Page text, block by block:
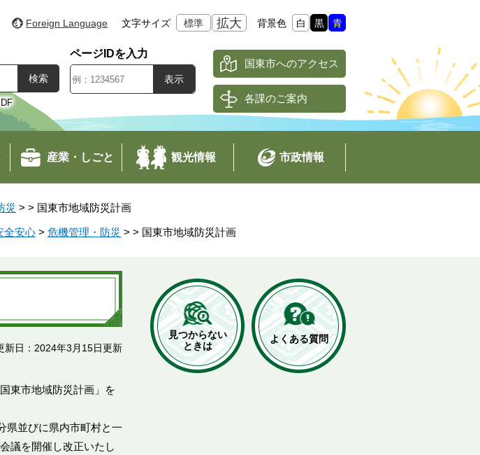
Foreign Language 文字サイズ 標準 拡大 背景色 白 黒 青
ページIDを入力
国東市へのアクセス
各課のご案内
産業・しごと 観光情報 市政情報
災 > > 国東市地域防災計画
全安心 > 危機管理・防災 > > 国東市地域防災計画
新日：2024年3月15日更新
東市地域防災計画」を
県並びに県内市町村と一
議を開催し改正いたし
見つからない
ときは
よくある質問